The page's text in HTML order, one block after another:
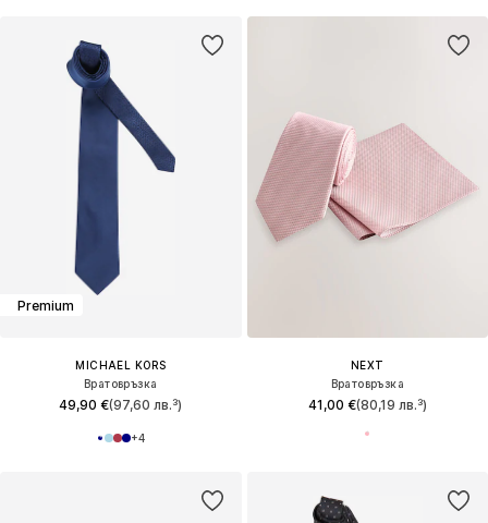
Premium
MICHAEL KORS
Вратовръзка
49,90 €(97,60 лв.³)
+4
NEXT
Вратовръзка
41,00 €(80,19 лв.³)